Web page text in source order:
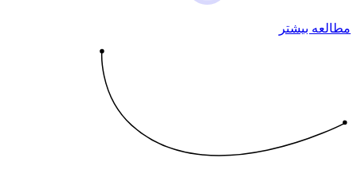
مطالعه بیشتر